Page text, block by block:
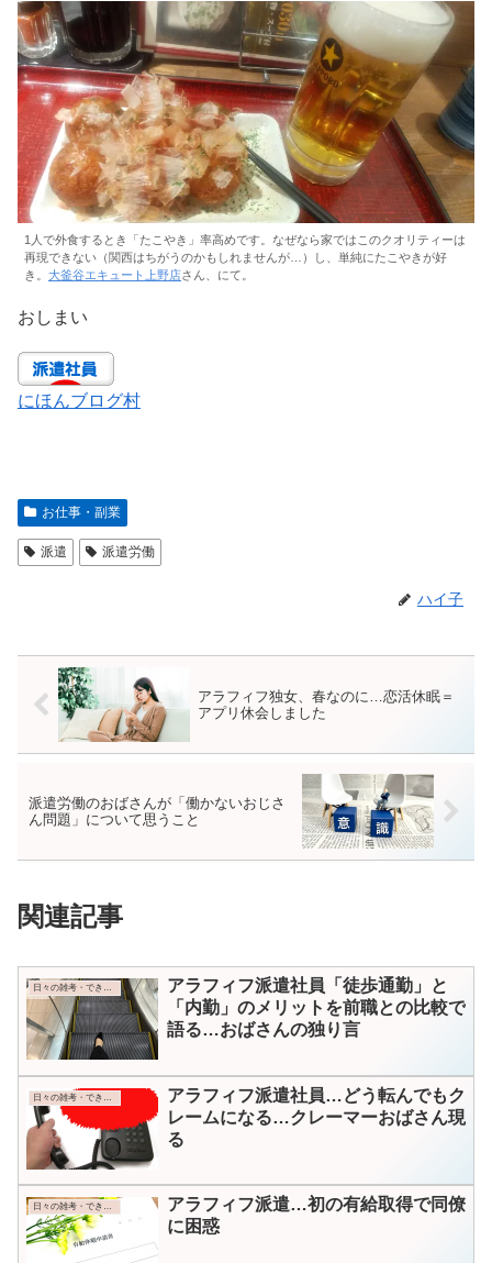
1人で外食するとき「たこやき」率高めです。なぜなら家ではこのクオリティーは
再現できない（関西はちがうのかもしれませんが…）し、単純にたこやきが好
き。 大釜谷エキュート上野店さん、にて。
おしまい
にほんブログ村
お仕事・副業
派遣 派遣労働
ハイ子
アラフィフ独女、春なのに…恋活休眠＝
アプリ休会しました
派遣労働のおばさんが「働かないおじさ
ん問題」について思うこと
関連記事
日々の雑考・できごと
アラフィフ派遣社員「徒歩通勤」と
「内勤」のメリットを前職との比較で
語る…おばさんの独り言
アラフィフ派遣社員…どう転んでもク
レームになる…クレーマーおばさん現
る
日々の雑考・できごと
アラフィフ派遣…初の有給取得で同僚
に困惑